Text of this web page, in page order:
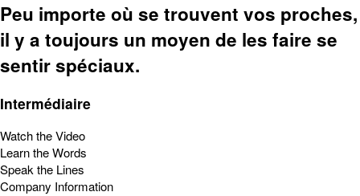
Peu importe où se trouvent vos proches,
il y a toujours un moyen de les faire se
sentir spéciaux.
Intermédiaire
Watch the Video
Learn the Words
Speak the Lines
Company Information